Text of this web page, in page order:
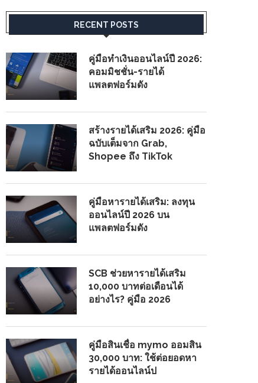
RECENT POSTS
คู่มือทำเงินออนไลน์ปี 2026:
คอมมิชชั่น-รายได้
แพลตฟอร์มดัง
สร้างรายได้เสริม 2026: คู่มือ
ฉบับเต็มจาก Grab,
Shopee ถึง TikTok
คู่มือหารายได้เสริม: ลงทุน
ออนไลน์ปี 2026 บน
แพลตฟอร์มดัง
SCB ช่วยหารายได้เสริม
10,000 บาทต่อเดือนได้
อย่างไร? คู่มือ 2026
คู่มือสินเชื่อ mymo ออมสิน
30,000 บาท: ใช้ต่อยอดหา
รายได้ออนไลน์ป